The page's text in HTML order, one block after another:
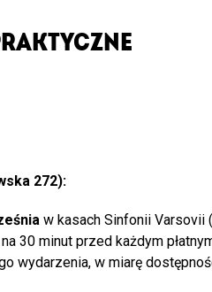
272):
w kasach Sinfonii Varsovii
30 minut przed każdym
wydarzenia, w miarę